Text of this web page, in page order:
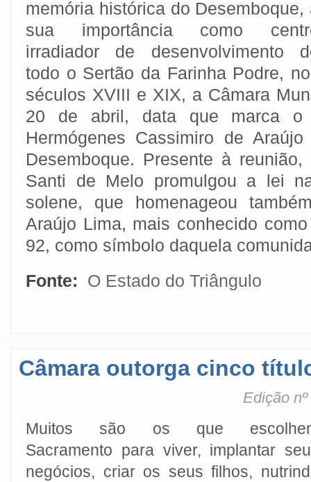
memória histórica do Desemboque,
sua importância como
irradiador de desenvolvimento
todo o Sertão da Farinha Podre,
séculos XVIII e XIX, a Câmara
20 de abril, data que marca o
Hermógenes Cassimiro de
Desemboque. Presente à
Santi de Melo promulgou a lei
solene, que homenageou
Araújo Lima, mais conhecido
92, como símbolo daquela
Fonte:
O Estado do Triângulo
Câmara outorga cinco
Edição
Muitos são os que
Sacramento para viver, implantar
negócios, criar os seus filhos,